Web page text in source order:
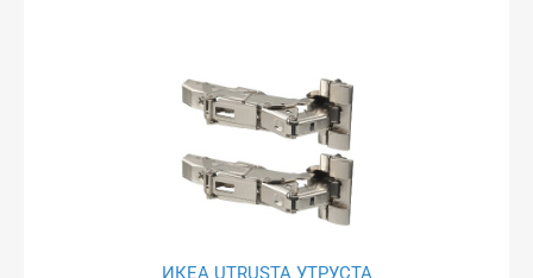
ИКЕА UTRUSTA УТРУСТА